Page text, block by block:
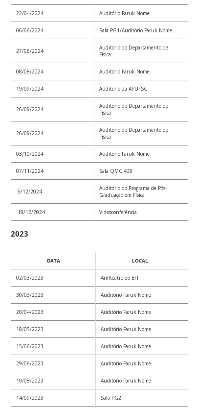
22/04/2024 Auditório Faruk Nome
06/06/2024 Sala PG1/Auditório Faruk Nome
27/06/2024
Auditório do Departamento de
Física
08/08/2024 Auditório Faruk Nome
19/09/2024 Auditório da APUFSC
26/09/2024
Auditório do Departamento de
Física
26/09/2024
Auditório do Departamento de
Física
03/10/2024 Auditório Faruk Nome
07/11/2024 Sala QMC 408
5/12/2024
Auditório do Programa de Pós-
Graduação em Física
19/12/2024 Videoconferência
2023
DATA LOCAL
02/03/2023 Anfiteatro do EFI
30/03/2023 Auditório Faruk Nome
20/04/2023 Auditório Faruk Nome
18/05/2023 Auditório Faruk Nome
15/06/2023 Auditório Faruk Nome
29/06/2023 Auditório Faruk Nome
10/08/2023 Auditório Faruk Nome
14/09/2023 Sala PG2